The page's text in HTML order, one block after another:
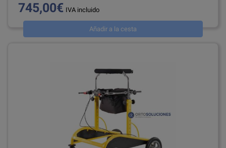
745,00€ IVA incluido
Añadir a la cesta